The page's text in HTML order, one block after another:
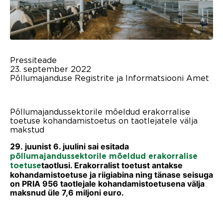
Pressiteade
23. september 2022
Põllumajanduse Registrite ja Informatsiooni Amet
Põllumajandussektorile mõeldud erakorralise
toetuse kohandamistoetus on taotlejatele välja
makstud
29. juunist 6. juulini sai esitada
põllumajandussektorile mõeldud erakorralise
toetusetaotlusi. Erakorralist toetust antakse
kohandamistoetuse ja riigiabina ning tänase seisuga
on PRIA 956 taotlejale kohandamistoetusena välja
maksnud üle 7,6 miljoni euro.